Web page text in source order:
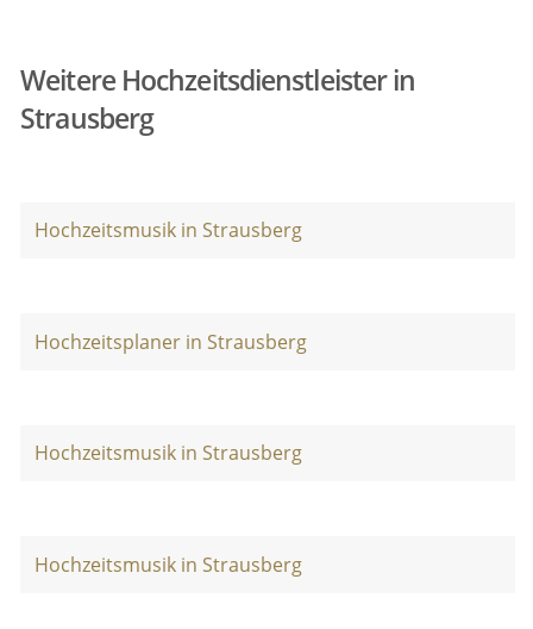
Weitere Hochzeitsdienstleister in
Strausberg
Hochzeitsmusik in Strausberg
Hochzeitsplaner in Strausberg
Hochzeitsmusik in Strausberg
Hochzeitsmusik in Strausberg